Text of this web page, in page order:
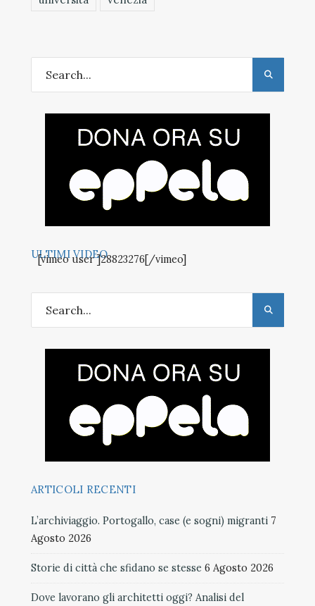
ULTIMI VIDEO
[vimeo user ]28823276[/vimeo]
ARTICOLI RECENTI
L’archiviaggio. Portogallo, case (e sogni) migranti 7
Agosto 2026
Storie di città che sfidano se stesse 6 Agosto 2026
Dove lavorano gli architetti oggi? Analisi del